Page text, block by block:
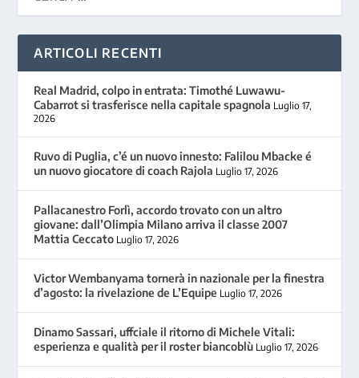
ARTICOLI RECENTI
Real Madrid, colpo in entrata: Timothé Luwawu-
Cabarrot si trasferisce nella capitale spagnola Luglio 17,
2026
Ruvo di Puglia, c’é un nuovo innesto: Falilou Mbacke é
un nuovo giocatore di coach Rajola Luglio 17, 2026
Pallacanestro Forlì, accordo trovato con un altro
giovane: dall’Olimpia Milano arriva il classe 2007
Mattia Ceccato Luglio 17, 2026
Victor Wembanyama tornerà in nazionale per la finestra
d’agosto: la rivelazione de L’Equipe Luglio 17, 2026
Dinamo Sassari, uffciale il ritorno di Michele Vitali:
esperienza e qualità per il roster biancoblù Luglio 17, 2026